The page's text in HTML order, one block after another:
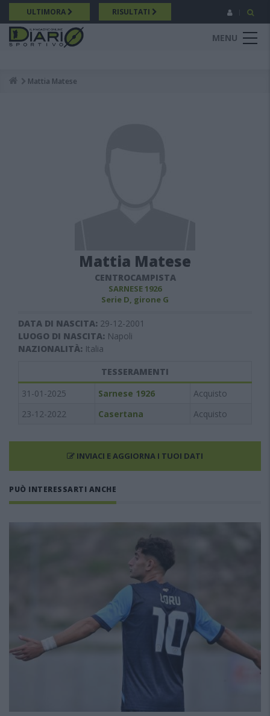
Salta
al
contenuto
principale
ULTIMORA RISULTATI
MENU
Breadcrumb
Mattia Matese
Mattia Matese
CENTROCAMPISTA
SARNESE 1926
Serie D, girone G
DATA DI NASCITA: 29-12-2001
LUOGO DI NASCITA: Napoli
NAZIONALITÀ: Italia
TESSERAMENTI
31-01-2025
Sarnese 1926
Acquisto
23-12-2022
Casertana Acquisto
INVIACI E AGGIORNA I TUOI DATI
PUÒ INTERESSARTI ANCHE